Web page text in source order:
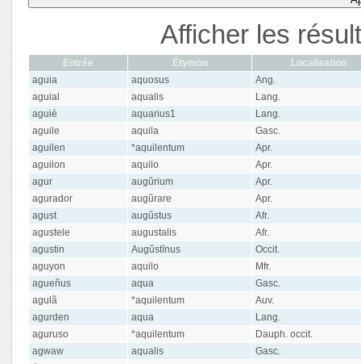
Afficher les
Entrée Étymon
Localisation
aguia
aquosus
Ang.
aguial
aqualis
Lang.
aguié
aquarius1
Lang.
aguile
aquila
Gasc.
aguilen
*aquilentum
Apr.
aguilon
aquilo
Apr.
agur
augŭrium
Apr.
agurador
augŭrare
Apr.
agust
augŭstus
Afr.
agustele
augustalis
Afr.
agustin
Augŭstīnus
Occit.
aguyon
aquilo
Mfr.
agueñus
aqua
Gasc.
agulã
*aquilentum
Auv.
agurden
aqua
Lang.
aguruso
*aquilentum
Dauph. occit.
agwaw
aqualis
Gasc.